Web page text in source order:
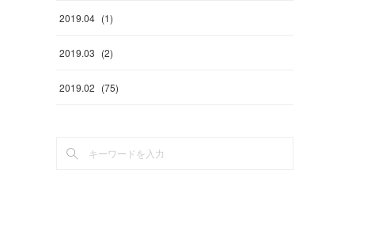
2019.04 (1)
2019.03 (2)
2019.02 (75)